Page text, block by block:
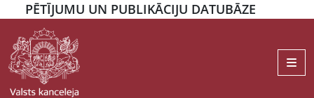
PĒTĪJUMU UN PUBLIKĀCIJU DATUBĀZE